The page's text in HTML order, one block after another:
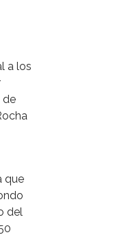
a los
de
que
del